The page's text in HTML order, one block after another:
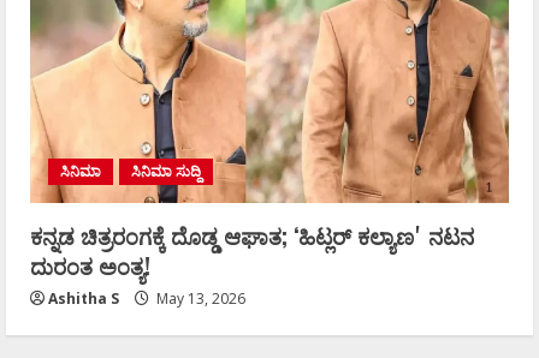
ಸಿನಿಮಾ ಸಿನಿಮಾ ಸುದ್ದಿ
ಕನ್ನಡ ಚಿತ್ರರಂಗಕ್ಕೆ ದೊಡ್ಡ ಆಘಾತ; ʻಹಿಟ್ಲರ್ ಕಲ್ಯಾಣʼ ನಟನ
ದುರಂತ ಅಂತ್ಯ!
Ashitha S May 13, 2026